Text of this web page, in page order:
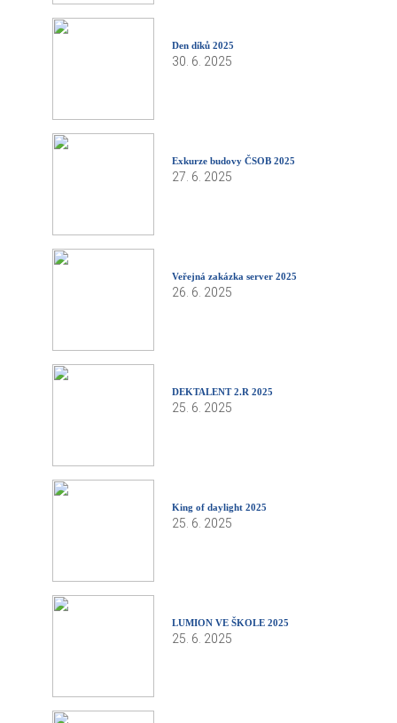
Den díků 2025
30. 6. 2025
Exkurze budovy ČSOB 2025
27. 6. 2025
Veřejná zakázka server 2025
26. 6. 2025
DEKTALENT 2.R 2025
25. 6. 2025
King of daylight 2025
25. 6. 2025
LUMION VE ŠKOLE 2025
25. 6. 2025